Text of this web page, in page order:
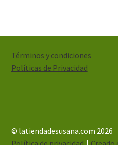
Términos y condiciones
Políticas de Privacidad
© latiendadesusana.com 2026